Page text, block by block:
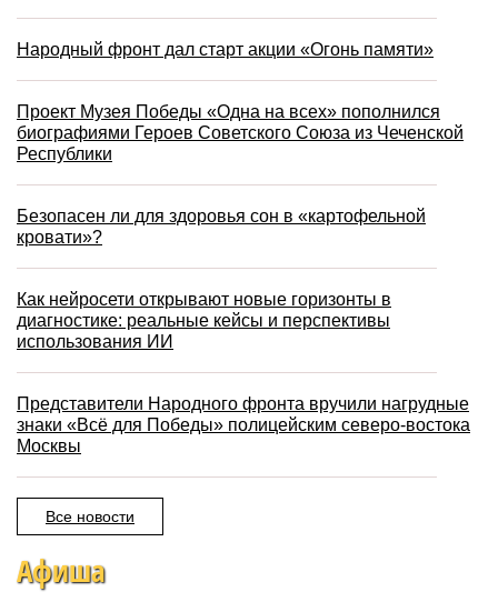
Народный фронт дал старт акции «Огонь памяти»
Проект Музея Победы «Одна на всех» пополнился
биографиями Героев Советского Союза из Чеченской
Республики
Безопасен ли для здоровья сон в «картофельной
кровати»?
Как нейросети открывают новые горизонты в
диагностике: реальные кейсы и перспективы
использования ИИ
Представители Народного фронта вручили нагрудные
знаки «Всё для Победы» полицейским северо-востока
Москвы
Все новости
Афиша